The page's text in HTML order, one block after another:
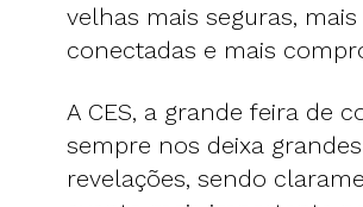
velhas mais seguras, mais
conectadas e mais
A CES, a grande feira de
sempre nos deixa grandes
revelações, sendo